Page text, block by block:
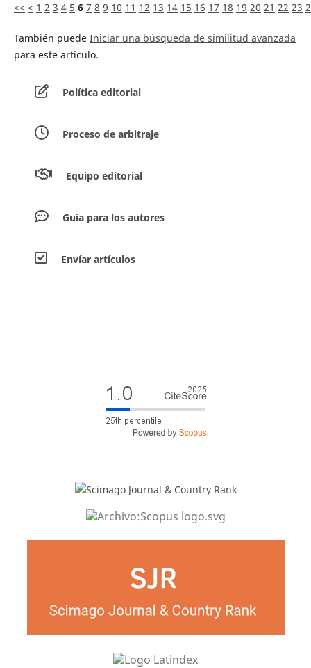
<< < 1 2 3 4 5 6 7 8 9 10 11 12 13 14 15 16 17 18 19 20 21 22 23
También puede Iniciar una búsqueda de similitud avanzada
para este artículo.
Política editorial
Proceso de arbitraje
Equipo editorial
Guía para los autores
Envíar artículos